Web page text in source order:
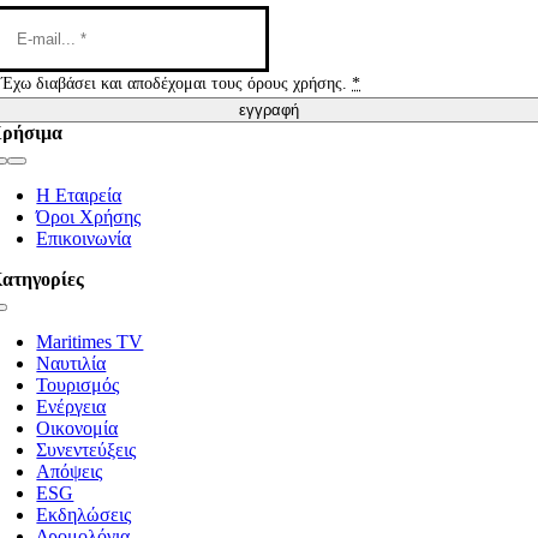
Έχω διαβάσει και αποδέχομαι τους όρους χρήσης.*
εγγραφή
Η Εταιρεία
Όροι Χρήσης
Επικοινωνία
Maritimes TV
Ναυτιλία
Τουρισμός
Ενέργεια
Οικονομία
Συνεντεύξεις
Απόψεις
ESG
Εκδηλώσεις